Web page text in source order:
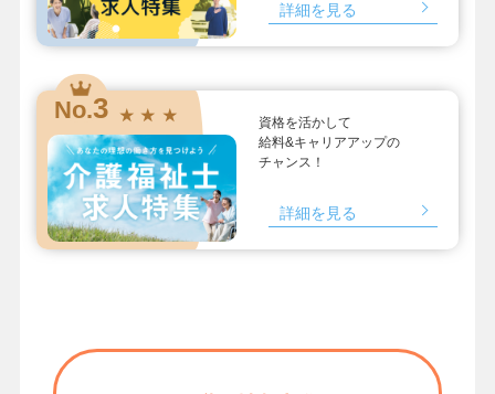
詳細を見る
No.3 ★ ★ ★
資格を活かして
給料&キャリアアップの
チャンス！
詳細を見る